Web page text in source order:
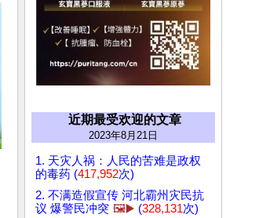
近期最受欢迎的文章
2023年8月21日
1. 天灾人祸：人民的苦难是政权
的毒药 (417,952次)
2. 不满造假宣传 河北霸州灾民抗
议 爆警民冲突 🖼️▶️ (328,131次)